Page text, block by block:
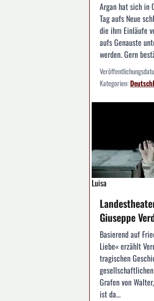
Argan hat sich in
Tag aufs Neue
die ihm Einläufe
aufs Genauste
werden. Gern
Kategorien:
Luisa
Giuseppe
Basierend auf
Liebe« erzählt
tragischen
Grafen von
ist da...